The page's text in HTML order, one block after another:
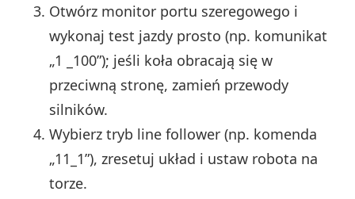
Otwórz monitor portu szeregowego i
wykonaj test jazdy prosto (np. komunikat
„1 _100”); jeśli koła obracają się w
przeciwną stronę, zamień przewody
silników.
Wybierz tryb line follower (np. komenda
„11_1”), zresetuj układ i ustaw robota na
torze.